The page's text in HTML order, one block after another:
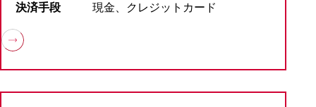
決済手段 現金、クレジットカード